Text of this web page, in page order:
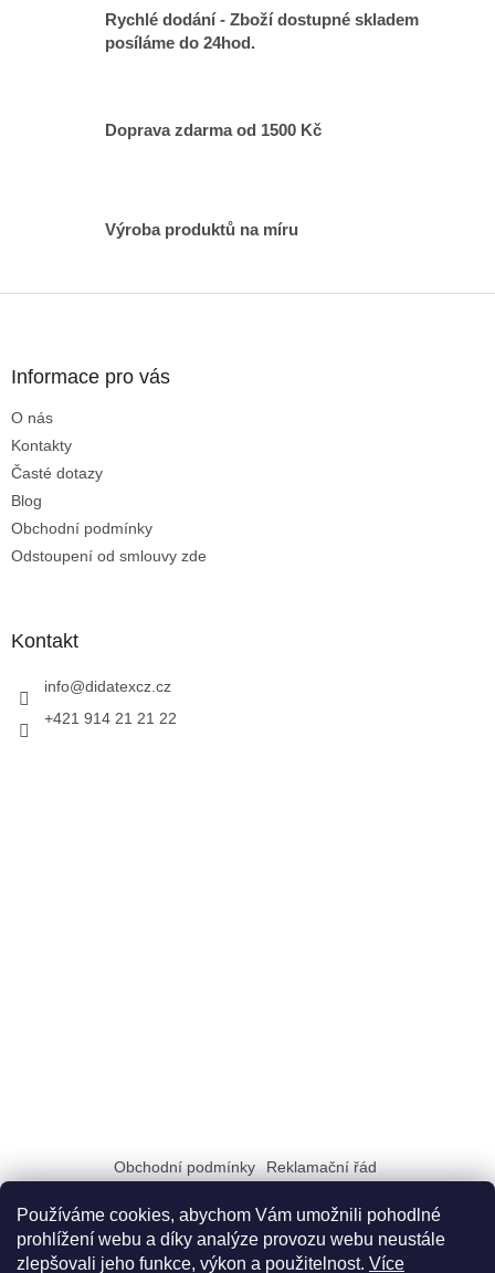
Používáme cookies, abychom Vám umožnili pohodlné
prohlížení webu a díky analýze provozu webu neustále
zlepšovali jeho funkce, výkon a použitelnost. Více
p
r
v
u
Rychlé dodání - Zboží dostupné skladem
posíláme do 24hod.
Doprava zdarma od 1500 Kč
Výroba produktů na míru
Informace pro vás
O nás
Kontakty
Časté dotazy
Blog
Obchodní podmínky
Odstoupení od smlouvy zde
Kontakt
info@didatexcz.cz
+421 914 21 21 22
Obchodní podmínky
Reklamační řád
Doprava a možnosti platby
Dokumenty na stiahnutie